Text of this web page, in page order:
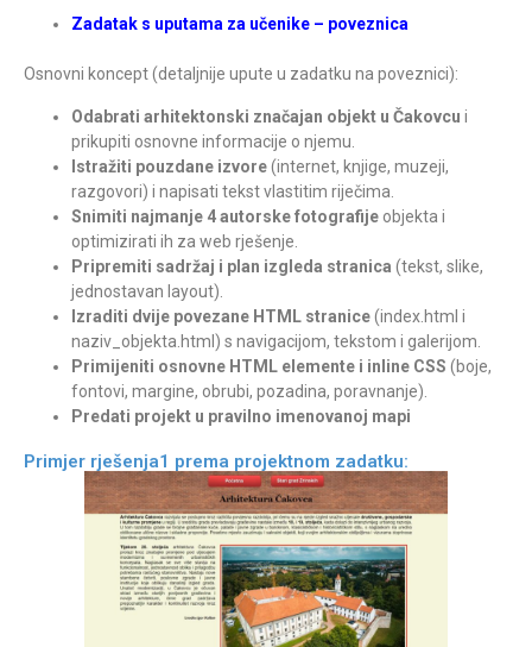
Zadatak s uputama za učenike – poveznica
Osnovni koncept (detaljnije upute u zadatku na poveznici):
Odabrati arhitektonski značajan objekt u Čakovcu i
prikupiti osnovne informacije o njemu.
Istražiti pouzdane izvore(internet, knjige, muzeji,
razgovori) i napisati tekst vlastitim riječima.
Snimiti najmanje 4 autorske fotografije objekta i
optimizirati ih za web rješenje.
Pripremiti sadržaj i plan izgleda stranica (tekst, slike,
jednostavan layout).
Izraditi dvije povezane HTML stranice(index.html i
naziv_objekta.html) s navigacijom, tekstom i galerijom.
Primijeniti osnovne HTML elemente i inline CSS (boje,
fontovi, margine, obrubi, pozadina, poravnanje).
Predati projekt u pravilno imenovanoj mapi
Primjer rješenja1 prema projektnom zadatku: